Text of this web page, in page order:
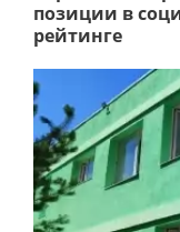
позиции в
рейтинге